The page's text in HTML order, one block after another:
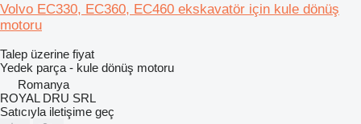
Volvo EC330, EC360, EC460 ekskavatör için kule dönüş
motoru
Talep üzerine fiyat
Yedek parça - kule dönüş motoru
Romanya
ROYAL DRU SRL
Satıcıyla iletişime geç